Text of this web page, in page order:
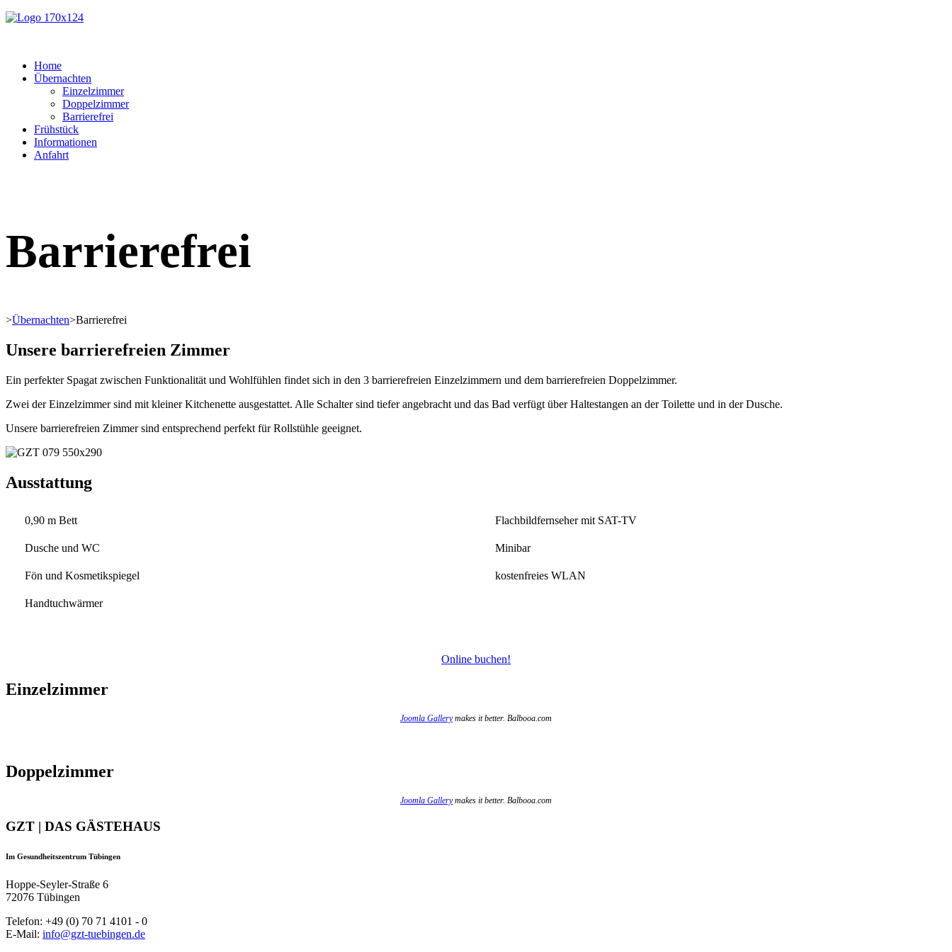
Home
Übernachten
Einzelzimmer
Doppelzimmer
Barrierefrei
Frühstück
Informationen
Anfahrt
Barrierefrei
>Übernachten>Barrierefrei
Unsere barrierefreien Zimmer
Ein perfekter Spagat zwischen Funktionalität und Wohlfühlen findet sich in den 3 barrierefreien Einzelzimmern und dem barrierefreien Doppelzimmer.
Zwei der Einzelzimmer sind mit kleiner Kitchenette ausgestattet. Alle Schalter sind tiefer angebracht und das Bad verfügt über Haltestangen an der Toilette und in der Dusche.
Unsere barrierefreien Zimmer sind entsprechend perfekt für Rollstühle geeignet.
Ausstattung
0,90 m Bett Flachbildfernseher mit SAT-TV
Dusche und WC Minibar
Fön und Kosmetikspiegel kostenfreies WLAN
Handtuchwärmer
Online buchen!
Einzelzimmer
Joomla Gallerymakes it better. Balbooa.com
Doppelzimmer
Joomla Gallerymakes it better. Balbooa.com
GZT | DAS GÄSTEHAUS
Im Gesundheitszentrum Tübingen
Hoppe-Seyler-Straße 6
72076 Tübingen
Telefon: +49 (0) 70 71 4101 - 0
E-Mail: info@gzt-tuebingen.de